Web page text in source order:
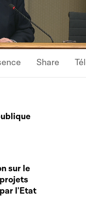
Share
sur le
l'Etat